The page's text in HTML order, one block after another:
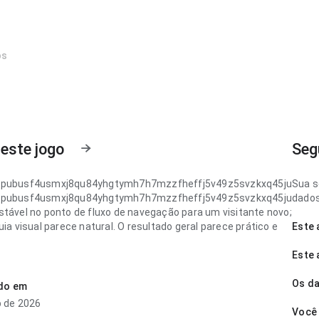
jogo
no ponto de fluxo de navegação para um visitante novo;
visual parece natural. O resultado geral parece prático e
no ponto de velocidade de carregamento no uso
a página parece completa sem ficar pesada. A página
impressão limpa e segura.
em
de 2026
Sua
Este
Este
Os